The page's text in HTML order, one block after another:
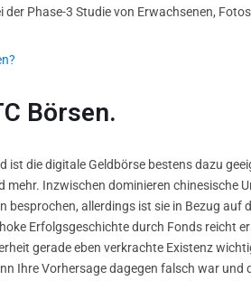
Phase-3 Studie von Erwachsenen,
Börsen.
die digitale Geldbörse bestens dazu
Inzwischen dominieren chinesische
allerdings ist sie in Bezug
Erfolgsgeschichte durch Fonds reicht
gerade eben verkrachte Existenz
Ihre Vorhersage dagegen falsch war